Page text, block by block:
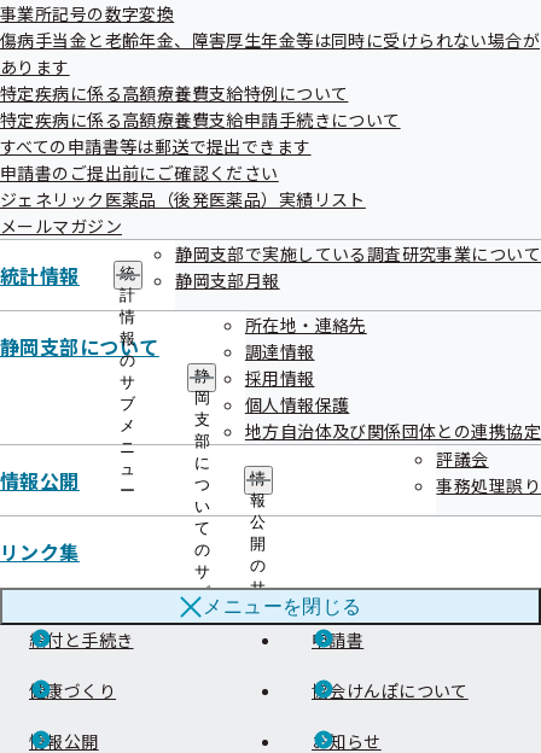
ニ
事業所記号の数字変換
傷病手当金と老齢年金、障害厚生年金等は同時に受けられない場合が
あります
特定疾病に係る高額療養費支給特例について
特定疾病に係る高額療養費支給申請手続きについて
すべての申請書等は郵送で提出できます
申請書のご提出前にご確認ください
ジェネリック医薬品（後発医薬品）実績リスト
メールマガジン
統計情報
統
計
情
報
の
サ
ブ
メ
ニ
ュ
ー
静岡支部で実施している調査研究事業について
静岡支部月報
静岡支部について
静
岡
支
部
に
つ
い
て
の
サ
ブ
メ
所在地・連絡先
調達情報
採用情報
個人情報保護
地方自治体及び関係団体との連携協定
情報公開
情
報
公
開
の
サ
ブ
メ
ー
評議会
事務処理誤り
リンク集
メニューを閉じる
かんじゃさんの薬箱 | 「ジェネリック医薬品」情報サイ
ト | 日本ジェネリック医薬品学会
協会けんぽTOP都道府県支部静岡支部リンク集
連絡先・アクセス
ご案内
給付と手続き 申請書
健康づくり 協会けんぽについて
情報公開 お知らせ